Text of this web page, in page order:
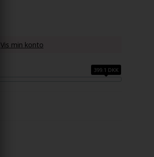
Vis min konto
399.1 DKK